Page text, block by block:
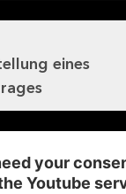
eines
your
Youtube